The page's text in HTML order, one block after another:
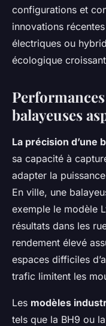
configurations et
innovations
électriques ou
écologique
balayeuses
La précision d’une
sa capacité à
adapter la
En ville, une
exemple le modèle
résultats dans les
rendement élevé
espaces difficiles
trafic limitent les
Les modèles
tels que la BH9 ou